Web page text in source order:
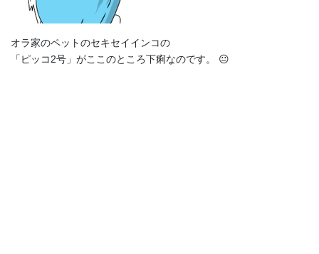
オラ家のペットのセキセイインコの
「ピッコ2号」がここのところ下痢なのです。 😐